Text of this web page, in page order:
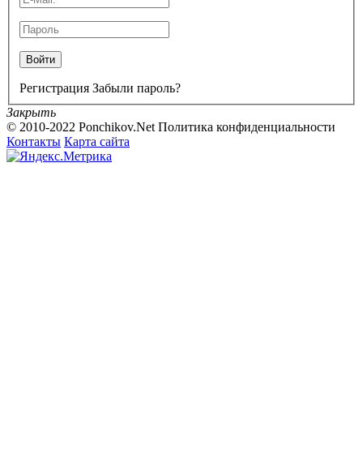
Войти
Регистрация Забыли пароль?
Закрыть
© 2010-2022 Ponchikov.Net Политика конфиденциальности
Контакты Карта сайта